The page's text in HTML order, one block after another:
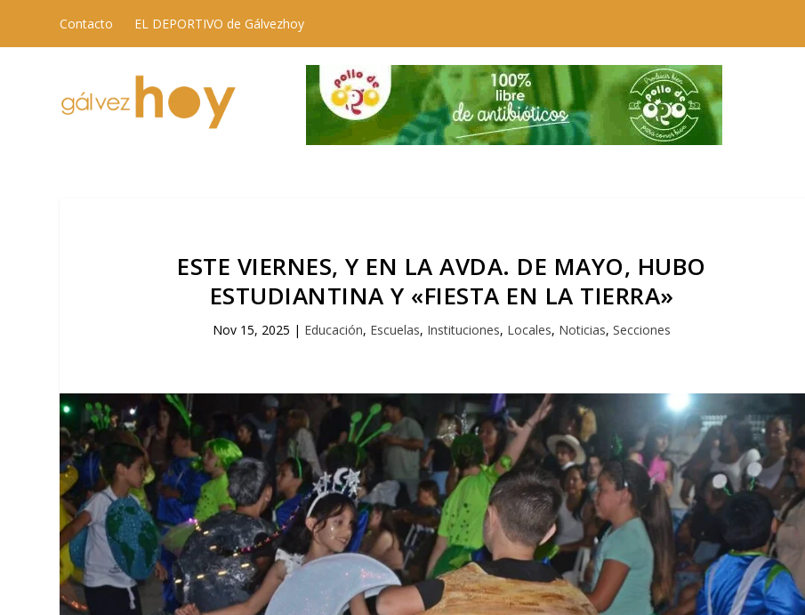
Contacto EL DEPORTIVO de Gálvezhoy
ESTE VIERNES, Y EN LA AVDA. DE MAYO, HUBO
ESTUDIANTINA Y «FIESTA EN LA TIERRA»
Nov 15, 2025 | Educación, Escuelas, Instituciones, Locales, Noticias,Secciones